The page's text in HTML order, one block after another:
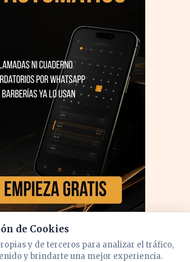
de Cookies
y de terceros para analizar el tráfico,
y brindarte una mejor experiencia.